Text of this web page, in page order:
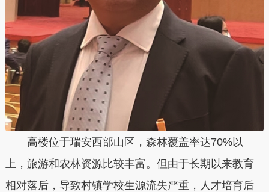
高楼位于瑞安西部山区，森林覆盖率达70%以
上，旅游和农林资源比较丰富。但由于长期以来教育
相对落后，导致村镇学校生源流失严重，人才培育后